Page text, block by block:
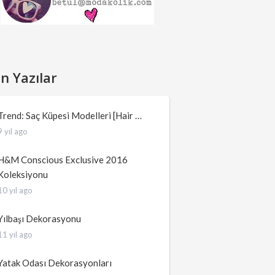
Yazılar
Saç Küpesi Modelleri [Hair …
yıl ago
Conscious Exclusive 2016
yıl ago
Dekorasyonu
yıl ago
Odası Dekorasyonları